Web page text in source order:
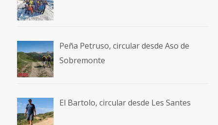
Peña Petruso, circular desde Aso de
Sobremonte
El Bartolo, circular desde Les Santes